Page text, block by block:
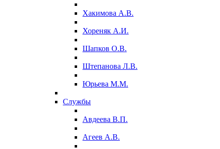
Хакимова А.В.
Хореняк А.И.
Шапков О.В.
Штепанова Л.В.
Юрьева М.М.
Службы
Авдеева В.П.
Агеев А.В.